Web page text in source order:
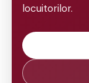
locuitorilor.